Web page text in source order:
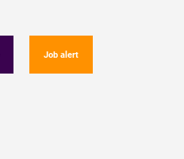
Job alert